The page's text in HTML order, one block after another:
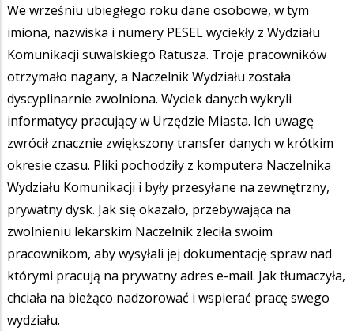
We wrześniu ubiegłego roku dane osobowe, w tym
imiona, nazwiska i numery PESEL wyciekły z Wydziału
Komunikacji suwalskiego Ratusza. Troje pracowników
otrzymało nagany, a Naczelnik Wydziału została
dyscyplinarnie zwolniona. Wyciek danych wykryli
informatycy pracujący w Urzędzie Miasta. Ich uwagę
zwrócił znacznie zwiększony transfer danych w krótkim
okresie czasu. Pliki pochodziły z komputera Naczelnika
Wydziału Komunikacji i były przesyłane na zewnętrzny,
prywatny dysk. Jak się okazało, przebywająca na
zwolnieniu lekarskim Naczelnik zleciła swoim
pracownikom, aby wysyłali jej dokumentację spraw nad
którymi pracują na prywatny adres e-mail. Jak tłumaczyła,
chciała na bieżąco nadzorować i wspierać pracę swego
wydziału.